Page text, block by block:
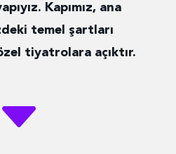
Kapımız, ana
temel şartları
tiyatrolara açıktır.
C